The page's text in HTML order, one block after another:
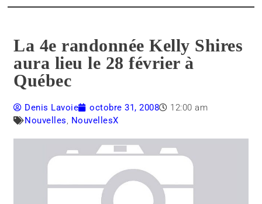
La 4e randonnée Kelly Shires
aura lieu le 28 février à
Québec
Denis Lavoie octobre 31, 2008
12:00 am
Nouvelles, NouvellesX